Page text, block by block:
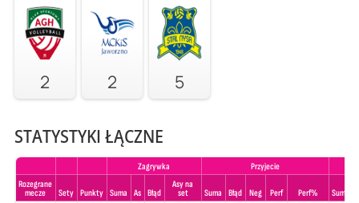
2 2 5
STATYSTYKI ŁĄCZNE
Zagrywka
Przyjecie
Rozegrane
mecze
Sety Punkty Suma As Błąd
Asy na
set
Suma Błąd Neg Perf Perf% Suma